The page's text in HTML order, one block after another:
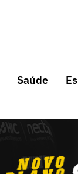
Saúde